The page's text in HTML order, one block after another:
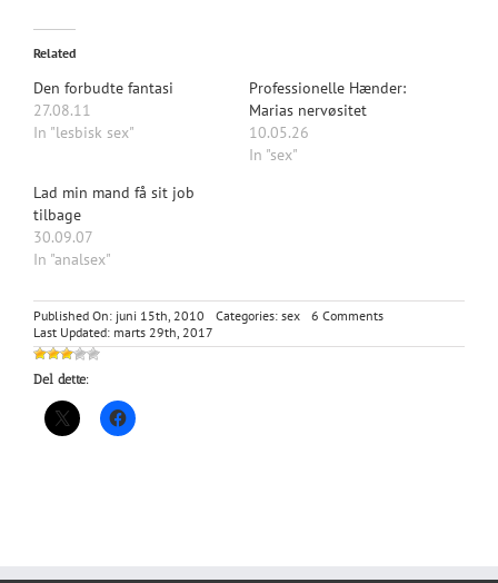
Related
Den forbudte fantasi
27.08.11
In "lesbisk sex"
Professionelle Hænder:
Marias nervøsitet
10.05.26
In "sex"
Lad min mand få sit job
tilbage
30.09.07
In "analsex"
Published On: juni 15th, 2010 Categories: sex 6 Commentson
trilogien:
Last Updated: marts 29th, 2017
Del dette: